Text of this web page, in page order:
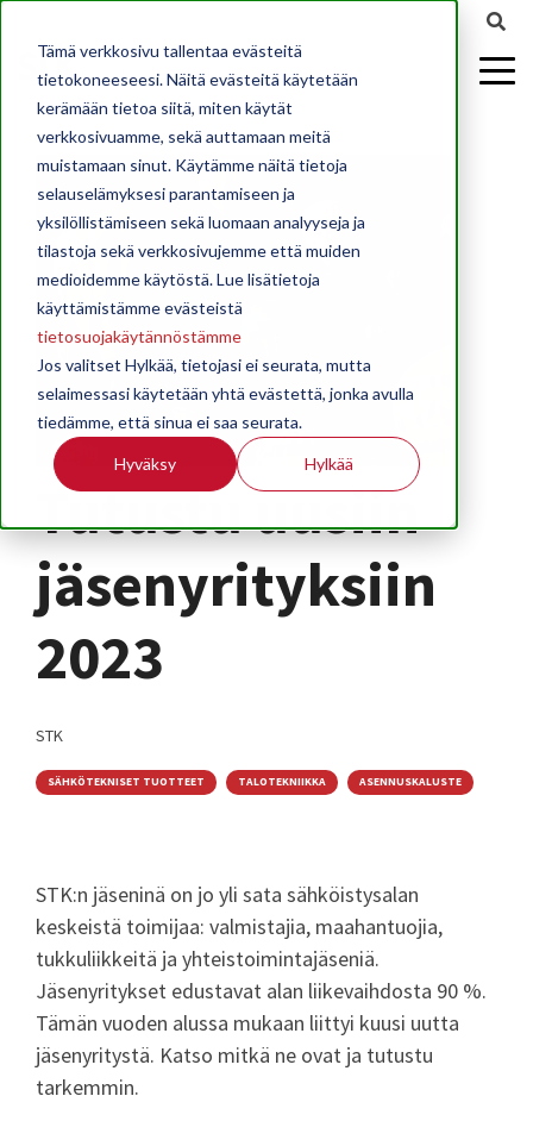
Tämä verkkosivu tallentaa evästeitä
tietokoneeseesi. Näitä evästeitä käytetään
kerämään tietoa siitä, miten käytät
verkkosivuamme, sekä auttamaan meitä
muistamaan sinut. Käytämme näitä tietoja
selauselämyksesi parantamiseen ja
yksilöllistämiseen sekä luomaan analyyseja ja
tilastoja sekä verkkosivujemme että muiden
medioidemme käytöstä. Lue lisätietoja
käyttämistämme evästeistä
tietosuojakäytännöstämme
Jos valitset Hylkää, tietojasi ei seurata, mutta
selaimessasi käytetään yhtä evästettä, jonka avulla
tiedämme, että sinua ei saa seurata.
Hyväksy Hylkää
Tutustu uusiin
jäsenyrityksiin
2023
STK
SÄHKÖTEKNISET TUOTTEET TALOTEKNIIKKA ASENNUSKALUSTE
STK:n jäseninä on jo yli sata sähköistysalan
keskeistä toimijaa: valmistajia, maahantuojia,
tukkuliikkeitä ja yhteistoimintajäseniä.
Jäsenyritykset edustavat alan liikevaihdosta 90 %.
Tämän vuoden alussa mukaan liittyi kuusi uutta
jäsenyritystä. Katso mitkä ne ovat ja tutustu
tarkemmin.